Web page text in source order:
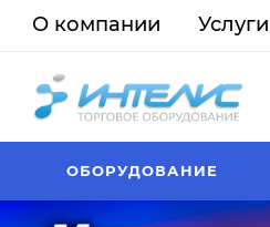
О компании Услуги
ОБОРУДОВАНИЕ